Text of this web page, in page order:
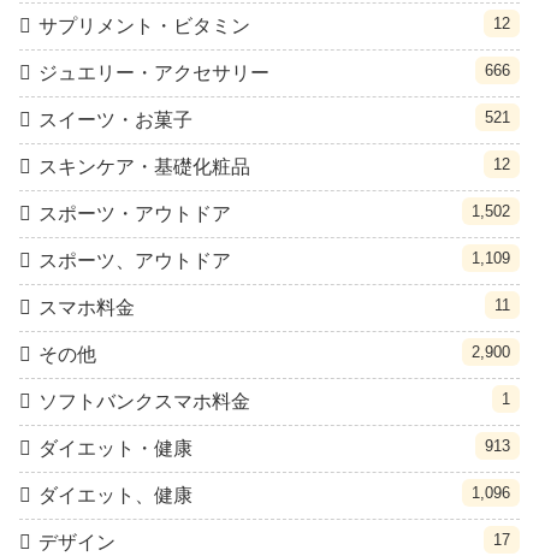
サプリメント・ビタミン 12
ジュエリー・アクセサリー 666
スイーツ・お菓子 521
スキンケア・基礎化粧品 12
スポーツ・アウトドア 1,502
スポーツ、アウトドア 1,109
スマホ料金 11
その他 2,900
ソフトバンクスマホ料金 1
ダイエット・健康 913
ダイエット、健康 1,096
デザイン 17